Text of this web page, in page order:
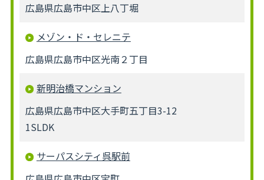
広島県広島市中区上八丁堀
メゾン・ド・セレニテ
広島県広島市中区光南２丁目
新明治橋マンション
広島県広島市中区大手町五丁目3-12
1SLDK
サーパスシティ呉駅前